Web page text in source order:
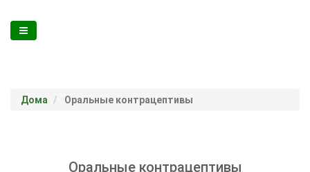
Дома Оральные контрацептивы
Оральные контрацептивы